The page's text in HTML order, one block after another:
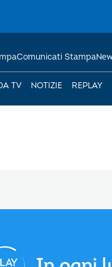
TV NOTIZIE REPLAY
Comunicati Stampa